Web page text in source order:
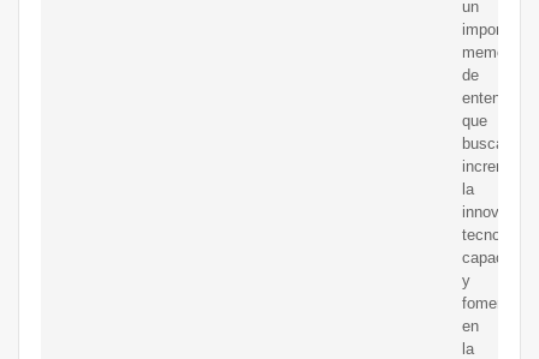
un
importante
de
que
busca
la
tecnología,
y
fomento
en
la